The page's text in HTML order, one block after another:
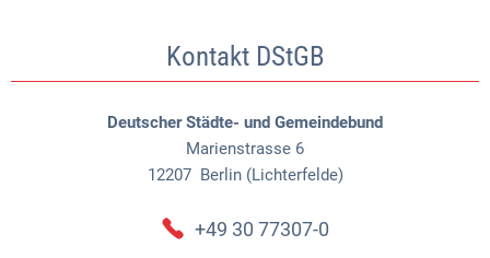
Kontakt DStGB
Deutscher Städte- und Gemeindebund
Marienstrasse 6
12207 Berlin (Lichterfelde)
+49 30 77307-0